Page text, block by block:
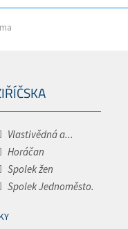
Vlastivědná a...
Horáčan
Spolek žen
Spolek Jednoměsto.